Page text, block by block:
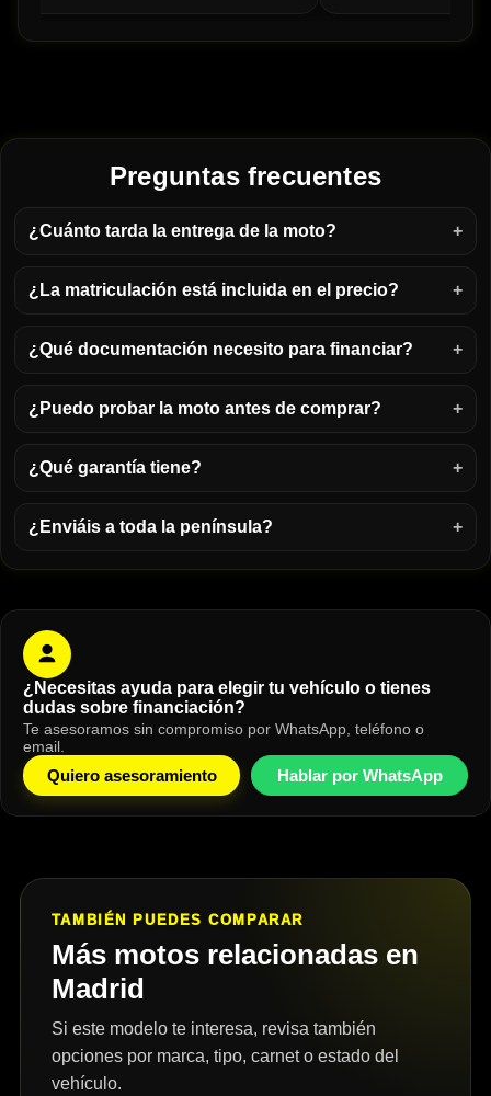
Preguntas frecuentes
¿Cuánto tarda la entrega de la moto?
¿La matriculación está incluida en el precio?
¿Qué documentación necesito para financiar?
¿Puedo probar la moto antes de comprar?
¿Qué garantía tiene?
¿Enviáis a toda la península?
¿Necesitas ayuda para elegir tu vehículo o tienes
dudas sobre financiación?
Te asesoramos sin compromiso por WhatsApp, teléfono o
email.
Quiero asesoramiento Hablar por WhatsApp
TAMBIÉN PUEDES COMPARAR
Más motos relacionadas en
Madrid
Si este modelo te interesa, revisa también
opciones por marca, tipo, carnet o estado del
vehículo.